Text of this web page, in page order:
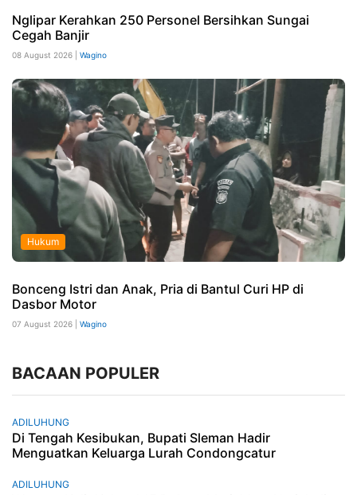
Nglipar Kerahkan 250 Personel Bersihkan Sungai
Cegah Banjir
08 August 2026 | Wagino
Hukum
Bonceng Istri dan Anak, Pria di Bantul Curi HP di
Dasbor Motor
07 August 2026 | Wagino
BACAAN POPULER
ADILUHUNG
Di Tengah Kesibukan, Bupati Sleman Hadir
Menguatkan Keluarga Lurah Condongcatur
ADILUHUNG